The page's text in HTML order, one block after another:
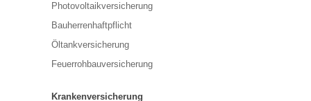
Photovoltaikversicherung
Bauherrenhaftpflicht
Öltankversicherung
Feuerrohbauversicherung
Krankenversicherung